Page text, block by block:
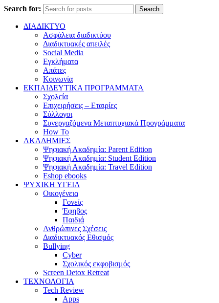
Search for: Search
ΔΙΑΔΙΚΤΥΟ
Ασφάλεια διαδικτύου
Διαδικτυακές απειλές
Social Media
Εγκλήματα
Απάτες
Κοινωνία
ΕΚΠΑΙΔΕΥΤΙΚΑ ΠΡΟΓΡΑΜΜΑΤΑ
Σχολεία
Επιχειρήσεις – Εταιρίες
Σύλλογοι
Συνεργαζόμενα Μεταπτυχιακά Προγράμματα
How To
ΑΚΑΔΗΜΙΕΣ
Ψηφιακή Ακαδημία: Parent Edition
Ψηφιακή Ακαδημία: Student Edition
Ψηφιακή Ακαδημία: Travel Edition
Eshop ebooks
ΨΥΧΙΚΗ ΥΓΕΙΑ
Οικογένεια
Γονείς
Έφηβος
Παιδιά
Ανθρώπινες Σχέσεις
Διαδικτυακός Εθισμός
Bullying
Cyber
Σχολικός εκφοβισμός
Screen Detox Retreat
ΤΕΧΝΟΛΟΓΙΑ
Tech Review
Apps